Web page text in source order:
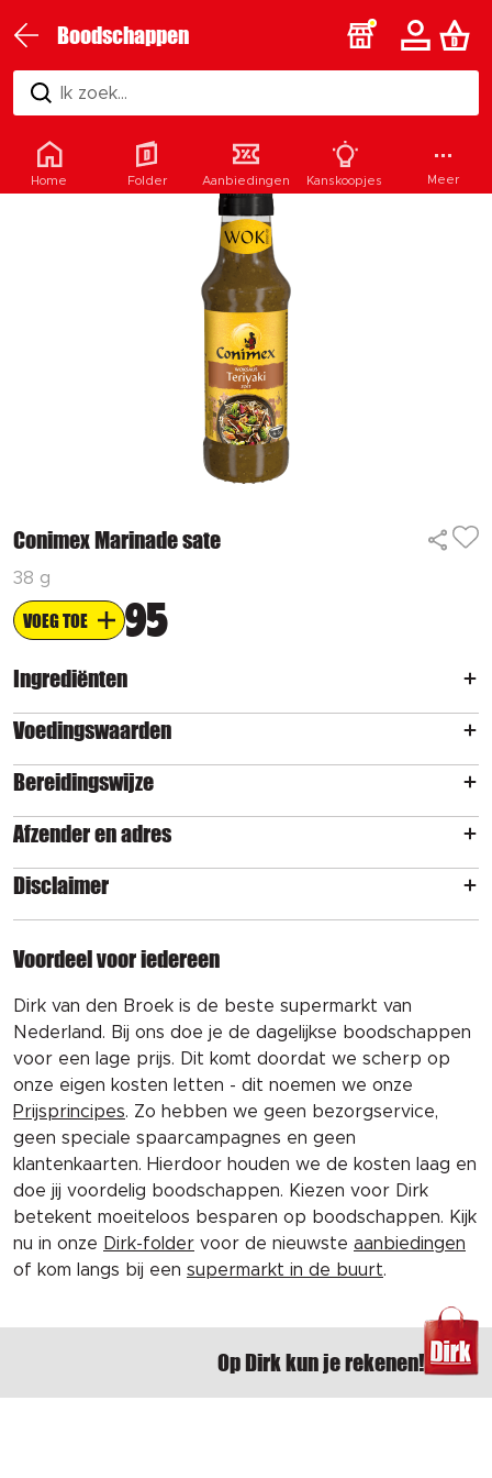
Boodschappen
Ik zoek...
Conimex Marinade sate
38 g
VOEG TOE 95
Ingrediënten
Voedingswaarden
Bereidingswijze
Afzender en adres
Disclaimer
Voordeel voor iedereen
Dirk van den Broek is de beste supermarkt van
Nederland. Bij ons doe je de dagelijkse boodschappen
voor een lage prijs. Dit komt doordat we scherp op
onze eigen kosten letten - dit noemen we onze
Prijsprincipes. Zo hebben we geen bezorgservice,
geen speciale spaarcampagnes en geen
klantenkaarten. Hierdoor houden we de kosten laag en
doe jij voordelig boodschappen. Kiezen voor Dirk
betekent moeiteloos besparen op boodschappen. Kijk
nu in onze Dirk-folder voor de nieuwste aanbiedingen
of kom langs bij een supermarkt in de buurt.
Op Dirk kun je rekenen!
Home Folder Aanbiedingen Kanskoopjes Meer